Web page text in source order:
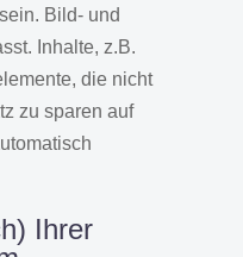
Bild- und
Inhalte, z.B.
die nicht
zu sparen auf
Ihrer